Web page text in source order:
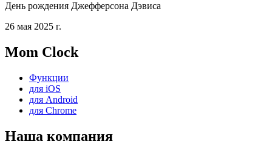
День рождения Джефферсона Дэвиса
26 мая 2025 г.
Mom Clock
Функции
для iOS
для Android
для Chrome
Наша компания